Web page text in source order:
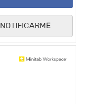
NOTIFICARME